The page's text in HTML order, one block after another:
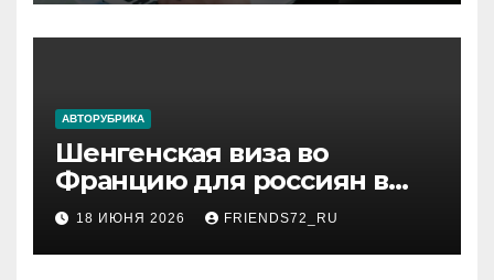
АВТОРУБРИКА
Шенгенская виза во
Францию для россиян в
2026 году: сроки от 3 дней
и список необходимых
документов
18 ИЮНЯ 2026 FRIENDS72_RU